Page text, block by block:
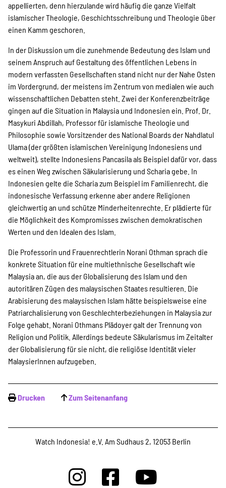
Indonesian
Suche
appellierten, denn hierzulande wird häufig die ganze Vielfalt
islamischer Theologie, Geschichtsschreibung und Theologie über
einen Kamm geschoren.
In der Diskussion um die zunehmende Bedeutung des Islam und
seinem Anspruch auf Gestaltung des öffentlichen Lebens in
modern verfassten Gesellschaften stand nicht nur der Nahe Osten
im Vordergrund, der meistens im Zentrum von medialen wie auch
wissenschaftlichen Debatten steht. Zwei der Konferenzbeiträge
gingen auf die Situation in Malaysia und Indonesien ein. Prof. Dr.
Masykuri Abdillah, Professor für islamische Theologie und
Philosophie sowie Vorsitzender des National Boards der Nahdlatul
Ulama (der größten islamischen Vereinigung Indonesiens und
weltweit), stellte Indonesiens Pancasila als Beispiel dafür vor, dass
es einen Weg zwischen Säkularisierung und Scharia gebe. In
Indonesien gelte die Scharia zum Beispiel im Familienrecht, die
indonesische Verfassung erkenne aber andere Religionen
gleichwertig an und schütze Minderheitenrechte. Er plädierte für
die Möglichkeit des Kompromisses zwischen demokratischen
Werten und den Idealen des Islam.
Die Professorin und Frauenrechtlerin Norani Othman sprach die
konkrete Situation für eine multiethnische Gesellschaft wie
Malaysia an, die aus der Globalisierung des Islam und den
autoritären Zügen des malaysischen Staates resultieren. Die
Arabisierung des malaysischen Islam hätte beispielsweise eine
Patriarchalisierung von Geschlechterbeziehungen in Malaysia zur
Folge gehabt. Norani Othmans Plädoyer galt der Trennung von
Religion und Politik. Allerdings bedeute Säkularismus im Zeitalter
der Globalisierung für sie nicht, die religiöse Identität vieler
MalaysierInnen aufzugeben.
Drucken Zum Seitenanfang
Watch Indonesia! e.V. Am Sudhaus 2, 12053 Berlin